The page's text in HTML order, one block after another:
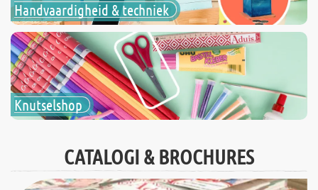
Handvaardigheid & techniek
Knutselshop
CATALOGI & BROCHURES